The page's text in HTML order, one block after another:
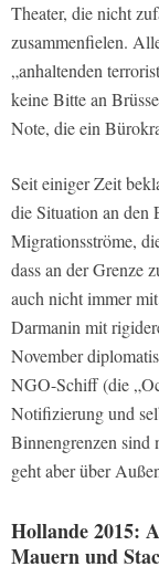
Theater, die nicht
zusammenfielen.
„anhaltenden
keine Bitte an
Note, die ein
Seit einiger Zeit
die Situation an den
Migrationsströme,
dass an der Grenze
auch nicht immer
Darmanin mit
November
NGO-Schiff (die
Notifizierung und
Binnengrenzen
geht aber über
Hollande 2015:
Mauern und